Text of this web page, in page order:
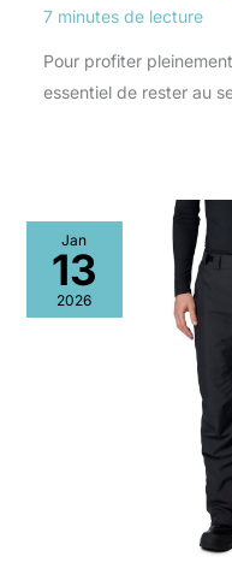
7 minutes de lecture
Pour profiter
essentiel de rester au
Jan
13
2026